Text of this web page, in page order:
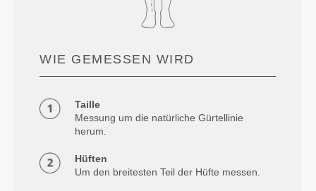
WIE GEMESSEN WIRD
Taille
Messung um die natürliche Gürtellinie
herum.
Hüften
Um den breitesten Teil der Hüfte messen.